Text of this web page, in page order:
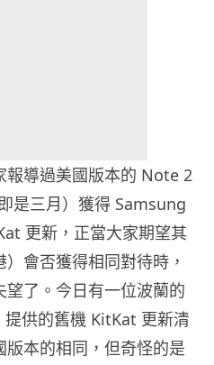
報導過美國版本的 Note 2
是三月）獲得 Samsung
更新，正當大家期望其
會否獲得相同對待時，
了。今日有一位波蘭的
供的舊機 KitKat 更新清
本的相同，但奇怪的是